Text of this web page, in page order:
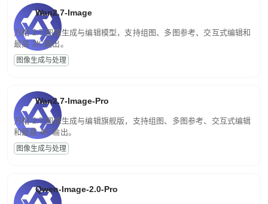
Wan2.7-Image
万相 2.7 图像生成与编辑模型，支持组图、多图参考、交互式编辑和
最高 2K 输出。
图像生成与处理
Wan2.7-Image-Pro
万相 2.7 图像生成与编辑旗舰版，支持组图、多图参考、交互式编辑
和最高 4K 输出。
图像生成与处理
Qwen-Image-2.0-Pro